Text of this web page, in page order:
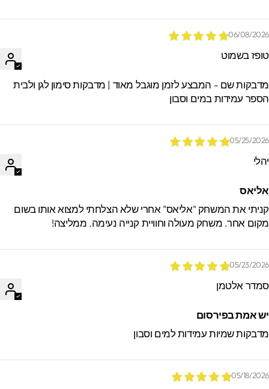
06/08/
בשמוט
שם - המבצע לזמן מוגבל מאוד | מדבקות סימון לגן ולבית
עמידות במים וסבון
05/25/
את המשחק "אליאס" אחרי שלא הצלחתי למצוא אותו בשום
אחר. משחק מעולה וחוויית קנייה נעימה. ממליצה!
05/23/
אלטמן
אמת בפירסום
שמיות עמידות למים וסבון
05/18/